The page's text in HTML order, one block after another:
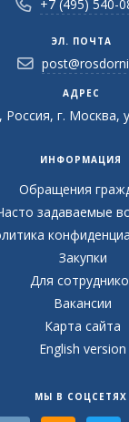
+7 (495) 540-
ЭЛ. ПОЧТА
АДРЕС
Россия, г. Москва,
ИНФОРМАЦИЯ
Обращения
задаваемые
Закупки
Для
Вакансии
Карта сайта
English version
МЫ В СОЦСЕТЯХ